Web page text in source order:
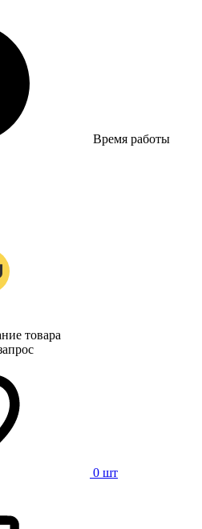
Время работы
товара
0 шт